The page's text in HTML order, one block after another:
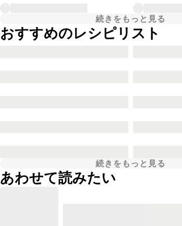
続きをもっと見る
おすすめのレシピリスト
続きをもっと見る
あわせて読みたい